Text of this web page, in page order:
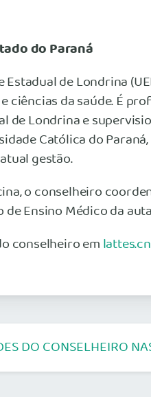
do Paraná
de Londrina
da saúde. É
de Londrina e
Católica do
gestão.
o conselheiro
Ensino Médico da
conselheiro em
DO CONSELHEIRO